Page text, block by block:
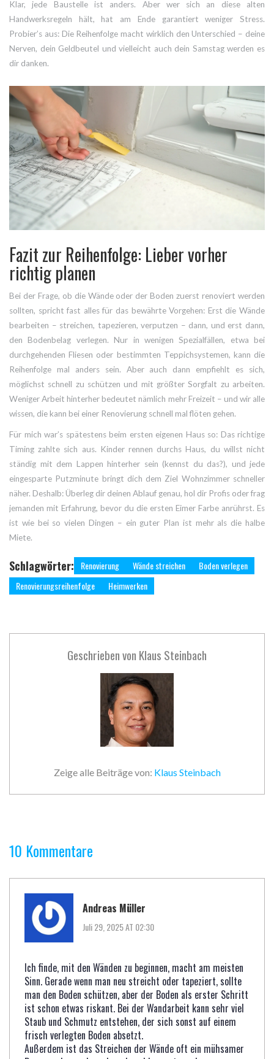
Klar, jede Baustelle ist anders. Aber wer sich an diese alten
Handwerksregeln hält, hat am Ende garantiert weniger Stress.
Probier’s aus: Die Reihenfolge macht wirklich den Unterschied – deine
Nerven, dein Geldbeutel und vielleicht auch dein Samstag werden es
dir danken.
Fazit zur Reihenfolge: Lieber vorher
richtig planen
Bei der Frage, ob die Wände oder der Boden zuerst renoviert werden
sollten, spricht fast alles für das bewährte Vorgehen: Erst die Wände
bearbeiten – streichen, tapezieren, verputzen – dann, und erst dann,
den Bodenbelag verlegen. Nur in wenigen Spezialfällen, etwa bei
durchgehenden Fliesen oder bestimmten Teppichsystemen, kann die
Reihenfolge mal anders sein. Aber auch dann empfiehlt es sich,
möglichst schnell zu schützen und mit größter Sorgfalt zu arbeiten.
Weniger Arbeit hinterher bedeutet nämlich mehr Freizeit – und wir alle
wissen, die kann bei einer Renovierung schnell mal flöten gehen.
Für mich war’s spätestens beim ersten eigenen Haus so: Das richtige
Timing zahlte sich aus. Kinder rennen durchs Haus, du willst nicht
ständig mit dem Lappen hinterher sein (kennst du das?), und jede
eingesparte Putzminute bringt dich dem Ziel Wohnzimmer schneller
näher. Deshalb: Überleg dir deinen Ablauf genau, hol dir Profis oder frag
jemanden mit Erfahrung, bevor du die ersten Eimer Farbe anrührst. Es
ist wie bei so vielen Dingen – ein guter Plan ist mehr als die halbe
Miete.
Schlagwörter: Renovierung Wände streichen
Boden verlegen
Renovierungsreihenfolge
Heimwerken
Geschrieben von Klaus Steinbach
Zeige alle Beiträge von: Klaus Steinbach
10 Kommentare
Andreas Müller
Juli 29, 2025 AT 02:30
Ich finde, mit den Wänden zu beginnen, macht am meisten
Sinn. Gerade wenn man neu streicht oder tapeziert, sollte
man den Boden schützen, aber der Boden als erster Schritt
ist schon etwas riskant. Bei der Wandarbeit kann sehr viel
Staub und Schmutz entstehen, der sich sonst auf einem
frisch verlegten Boden absetzt.
Außerdem ist das Streichen der Wände oft ein mühsamer